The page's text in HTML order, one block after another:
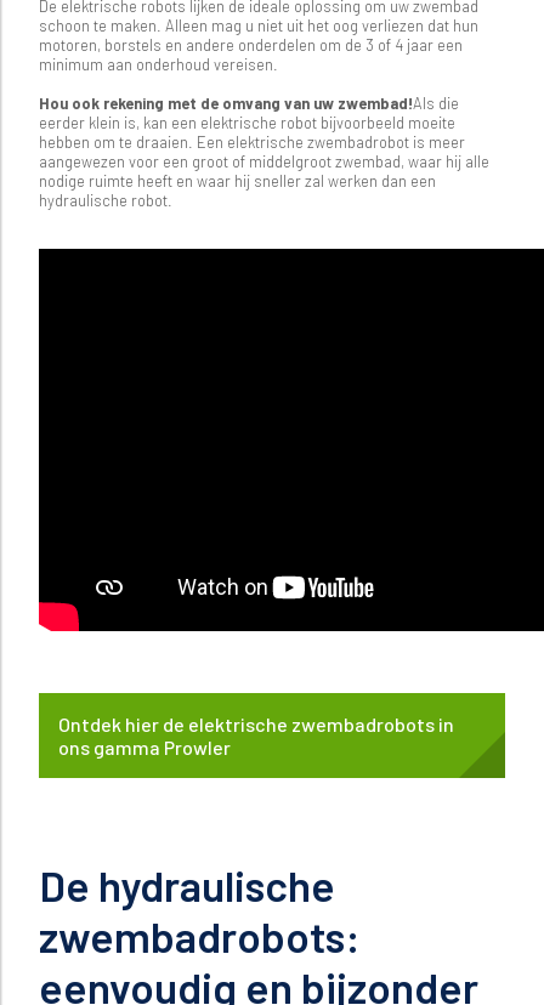
De elektrische robots lijken de ideale oplossing om uw zwembad
schoon te maken. Alleen mag u niet uit het oog verliezen dat hun
motoren, borstels en andere onderdelen om de 3 of 4 jaar een
minimum aan onderhoud vereisen.
Hou ook rekening met de omvang van uw zwembad!Als die
eerder klein is, kan een elektrische robot bijvoorbeeld moeite
hebben om te draaien. Een elektrische zwembadrobot is meer
aangewezen voor een groot of middelgroot zwembad, waar hij alle
nodige ruimte heeft en waar hij sneller zal werken dan een
hydraulische robot.
Ontdek hier de elektrische zwembadrobots in
ons gamma Prowler
De hydraulische
zwembadrobots:
eenvoudig en bijzonder